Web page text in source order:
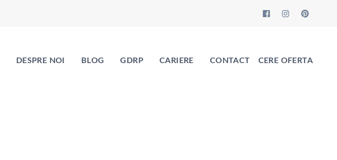
DESPRE NOI BLOG GDRP CARIERE CONTACT CERE OFERTA